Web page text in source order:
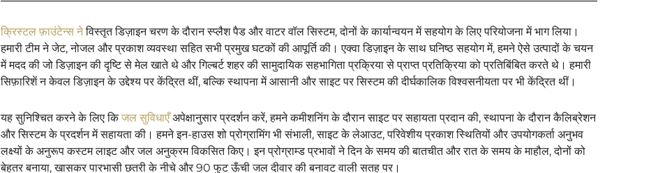
क्रिस्टल फ़ाउंटेन्स नेविस्तृत डिज़ाइन चरण के दौरान स्प्लैश पैड और वाटर वॉल सिस्टम, दोनों के कार्यान्वयन में सहयोग के लिए परियोजना में भाग लिया।
हमारी टीम ने जेट, नोजल और प्रकाश व्यवस्था सहित सभी प्रमुख घटकों की आपूर्ति की। एक्वा डिज़ाइन के साथ घनिष्ठ सहयोग में, हमने ऐसे उत्पादों के चयन
में मदद की जो डिज़ाइन की दृष्टि से मेल खाते थे और गिल्बर्ट शहर की सामुदायिक सहभागिता प्रक्रिया से प्राप्त प्रतिक्रिया को प्रतिबिंबित करते थे। हमारी
सिफ़ारिशें न केवल डिज़ाइन के उद्देश्य पर केंद्रित थीं, बल्कि स्थापना में आसानी और साइट पर सिस्टम की दीर्घकालिक विश्वसनीयता पर भी केंद्रित थीं।
यह सुनिश्चित करने के लिए किजल सुविधाएँअपेक्षानुसार प्रदर्शन करें, हमने कमीशनिंग के दौरान साइट पर सहायता प्रदान की, स्थापना के दौरान कैलिब्रेशन
और सिस्टम के प्रदर्शन में सहायता की। हमने इन-हाउस शो प्रोग्रामिंग भी संभाली, साइट के लेआउट, परिवेशीय प्रकाश स्थितियों और उपयोगकर्ता अनुभव
लक्ष्यों के अनुरूप कस्टम लाइट और जल अनुक्रम विकसित किए। इन प्रोग्राम्ड प्रभावों ने दिन के समय की बातचीत और रात के समय के माहौल, दोनों को
बेहतर बनाया, खासकर पारभासी छतरी के नीचे और 90 फुट ऊँची जल दीवार की बनावट वाली सतह पर।